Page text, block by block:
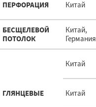
ПЕРФОРАЦИЯ Китай
БЕСЩЕЛЕВОЙ
ПОТОЛОК
Китай,
Германия
ГЛЯНЦЕВЫЕ
Китай
Китай